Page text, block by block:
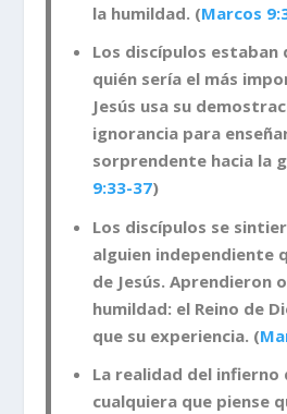
la humildad. (Marcos
Los discípulos
quién sería el más
Jesús usa su
ignorancia para
sorprendente hacia la
9:33-37)
Los discípulos se
alguien independiente
de Jesús. Aprendieron
humildad: el Reino de
que su experiencia. (
La realidad del infierno
cualquiera que piense